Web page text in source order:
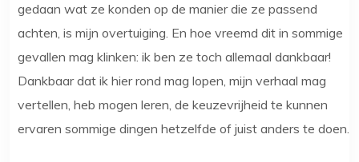
gedaan wat ze konden op de manier die ze passend
achten, is mijn overtuiging. En hoe vreemd dit in sommige
gevallen mag klinken: ik ben ze toch allemaal dankbaar!
Dankbaar dat ik hier rond mag lopen, mijn verhaal mag
vertellen, heb mogen leren, de keuzevrijheid te kunnen
ervaren sommige dingen hetzelfde of juist anders te doen.